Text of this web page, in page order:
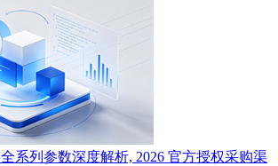
系列参数深度解析, 2026 官方授权采购渠